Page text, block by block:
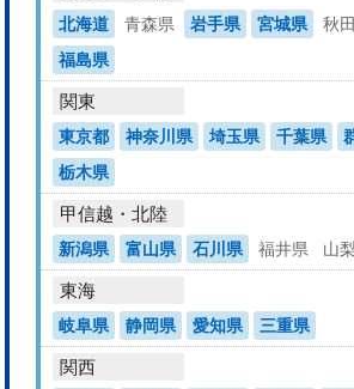
北海道 青森県 岩手県 宮城県 秋
福島県
関東
東京都 神奈川県 埼玉県 千葉県
栃木県
甲信越・北陸
新潟県 富山県 石川県 福井県 山
東海
岐阜県 静岡県 愛知県 三重県
関西